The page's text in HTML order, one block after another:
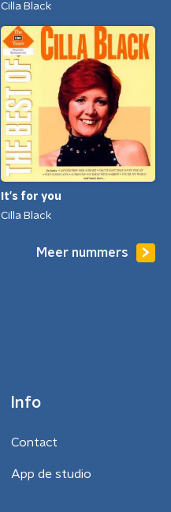
Cilla Black
It's for you
Cilla Black
Meer nummers
Info
Contact
App de studio